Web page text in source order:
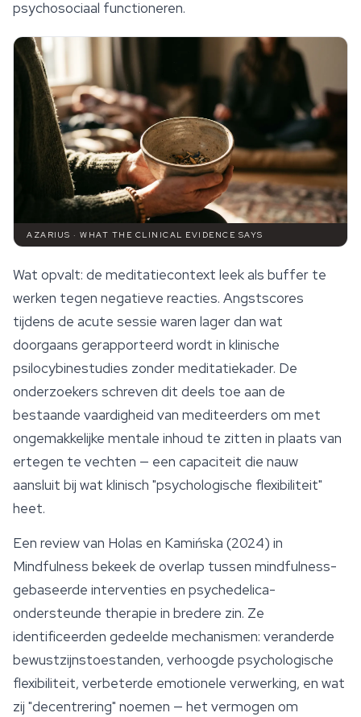
psychosociaal functioneren.
AZARIUS · WHAT THE CLINICAL EVIDENCE SAYS
Wat opvalt: de meditatiecontext leek als buffer te
werken tegen negatieve reacties. Angstscores
tijdens de acute sessie waren lager dan wat
doorgaans gerapporteerd wordt in klinische
psilocybinestudies zonder meditatiekader. De
onderzoekers schreven dit deels toe aan de
bestaande vaardigheid van mediteerders om met
ongemakkelijke mentale inhoud te zitten in plaats van
ertegen te vechten — een capaciteit die nauw
aansluit bij wat klinisch "psychologische flexibiliteit"
heet.
Een review van Holas en Kamińska (2024) in
Mindfulness bekeek de overlap tussen mindfulness-
gebaseerde interventies en psychedelica-
ondersteunde therapie in bredere zin. Ze
identificeerden gedeelde mechanismen: veranderde
bewustzijnstoestanden, verhoogde psychologische
flexibiliteit, verbeterde emotionele verwerking, en wat
zij "decentrering" noemen — het vermogen om